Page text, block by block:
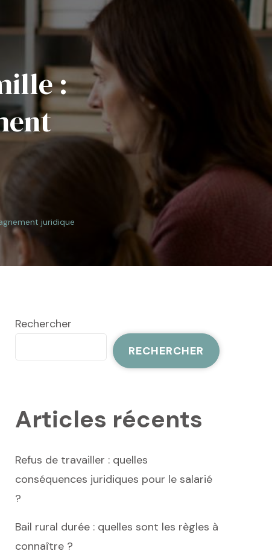
:
juridique
Rechercher
RECHERCHER
Articles récents
Refus de travailler : quelles
conséquences juridiques pour le salarié
?
Bail rural durée : quelles sont les règles à
connaître ?